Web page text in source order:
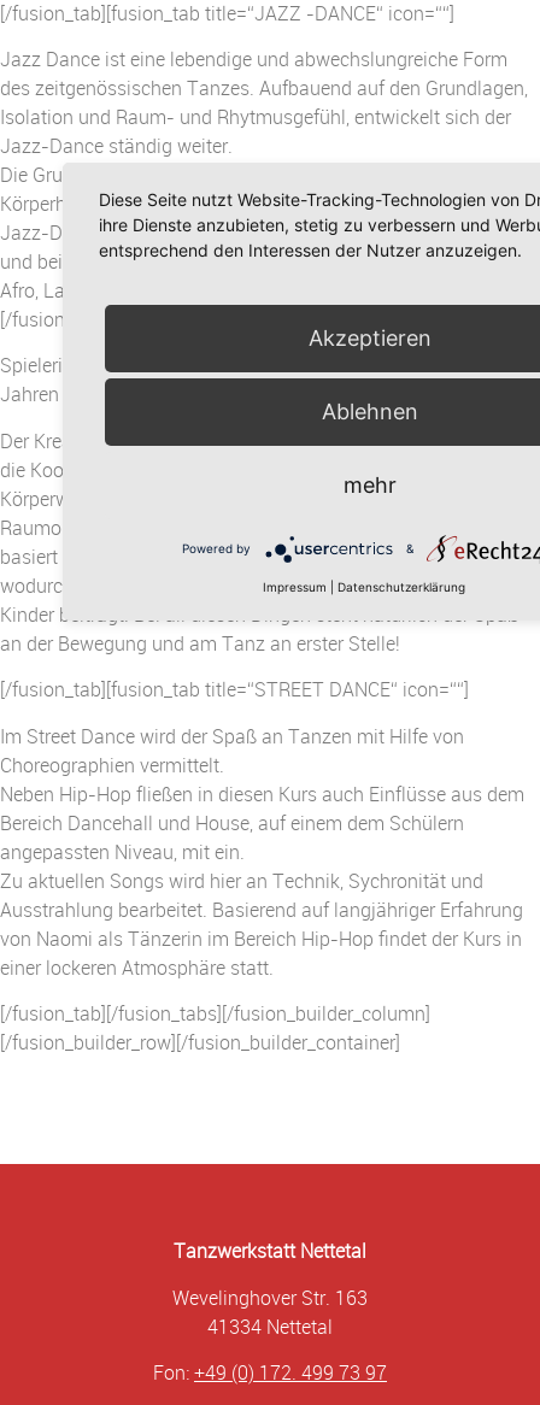
[/fusion_tab][fusion_tab title=“JAZZ -DANCE“ icon=““]
Jazz Dance ist eine lebendige und abwechslungreiche Form
des zeitgenössischen Tanzes. Aufbauend auf den Grundlagen,
Isolation und Raum- und Rhytmusgefühl, entwickelt sich der
Jazz-Dance ständig weiter.
Die Grundübungen auf der Basis des Balletts vermitteln gute
Körperhaltung, Kraft und Geschmeidigkeit.
Jazz-Dancw Choreographien sind sehr unterschiedlich
und beinhalten Elemente aus den Bereichen Modern-Dance,
Afro, Latin und Musical Dance.
[/fusion_tab][fusion_tab title=“KINDERTANZ“ icon=““]
Spielerische Bewegungsförderung für Kinder im Alter von 3-5
Jahren
Der Kreative Kindertanz fördert fantasievoll und altersgerecht
die Koordination, Beweglichkeit und eigene
Körperwahrnehmung Ihrer Kinder. Er behandelt die Bereiche
Raumorientierung, Dynamik von Bewegung und Rhythmik und
basiert auf der Freude an Bewegung, Tanz, Musik und Spiel,
wodurch er zur positiven und ganzheitlichen Entwicklung der
Kinder beiträgt. Bei all diesen Dingen steht natürlich der Spaß
an der Bewegung und am Tanz an erster Stelle!
[/fusion_tab][fusion_tab title=“STREET DANCE“ icon=““]
Im Street Dance wird der Spaß an Tanzen mit Hilfe von
Choreographien vermittelt.
Neben Hip-Hop fließen in diesen Kurs auch Einflüsse aus dem
Bereich Dancehall und House, auf einem dem Schülern
angepassten Niveau, mit ein.
Zu aktuellen Songs wird hier an Technik, Sychronität und
Ausstrahlung bearbeitet. Basierend auf langjähriger Erfahrung
von Naomi als Tänzerin im Bereich Hip-Hop findet der Kurs in
einer lockeren Atmosphäre statt.
[/fusion_tab][/fusion_tabs][/fusion_builder_column]
[/fusion_builder_row][/fusion_builder_container]
Tanzwerkstatt Nettetal
Wevelinghover Str. 163
41334 Nettetal
Fon:+49 (0) 172. 499 73 97
Diese Seite nutzt Website-Tracking-Technologien von
ihre Dienste anzubieten, stetig zu verbessern und
entsprechend den Interessen der Nutzer anzuzeigen.
Akzeptieren
Ablehnen
mehr
Powered by &
Impressum Datenschutzerklärung